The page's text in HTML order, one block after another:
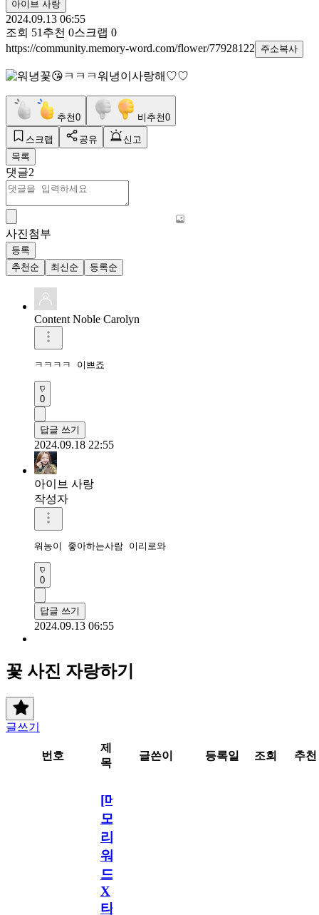
아이브 사랑
2024.09.13 06:55
조회 51 추천 0스크랩 0
https://community.memory-word.com/flower/77928122
주소복사
워녕이사랑해♡♡
추천0 비추천0
스크랩 공유
신고
목록
댓글2
사진첨부
등록
추천순
최신순 등록순
Content Noble Carolyn
ㅋㅋㅋㅋ 이쁘죠
0
답글 쓰기
2024.09.18 22:55
아이브 사랑
작성자
워농이 좋아하는사람 이리로와
0
답글 쓰기
2024.09.13 06:55
꽃 사진 자랑하기
글쓰기
번호
제
목
글쓴이 등록일 조회 추천
[메
모
리
워
드
X
타